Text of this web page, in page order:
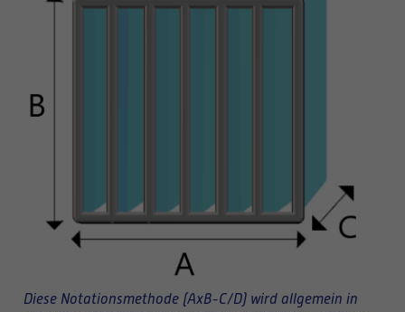
Diese Notationsmethode (AxB-C/D) wird allgemein in